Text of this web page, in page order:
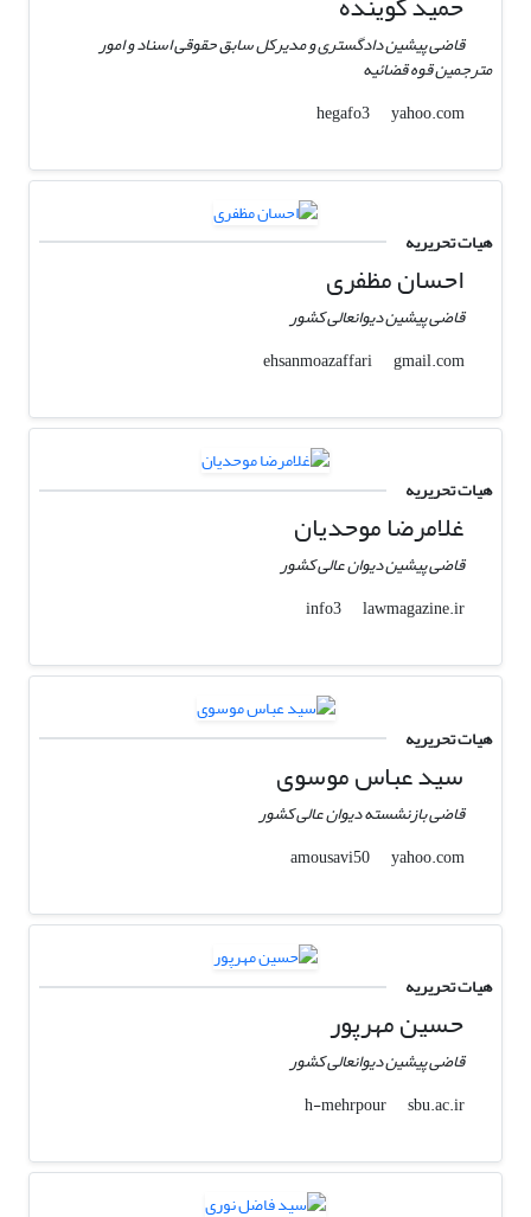
قاضی پیشین دادگستری و مدیرکل سابق حقوقی اسناد و امور
مترجمین قوه قضائیه
hegafo3
yahoo.com
هیات تحریریه
احسان مظفری
قاضی پیشین دیوانعالی کشور
ehsanmoazaffari
gmail.com
هیات تحریریه
غلامرضا موحدیان
قاضی پیشین دیوان عالی کشور
info3
lawmagazine.ir
هیات تحریریه
سید عباس موسوی
قاضی بازنشسته دیوان عالی کشور
amousavi50
yahoo.com
هیات تحریریه
حسین مهرپور
قاضی پیشین دیوانعالی کشور
h-mehrpour
sbu.ac.ir